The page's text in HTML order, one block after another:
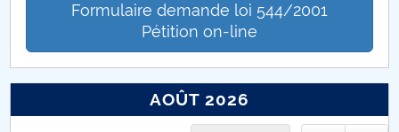
Formulaire demande loi 544/2001
Pétition on-line
AOÛT 2026